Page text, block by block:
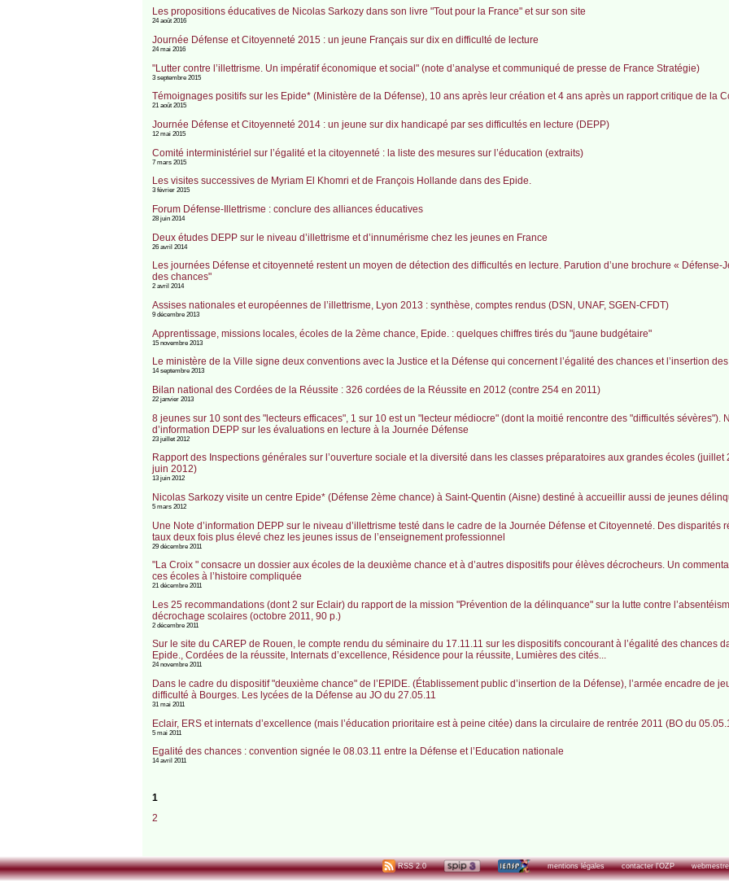
Les propositions éducatives de Nicolas Sarkozy dans son livre "Tout pour la France" et sur son site
24 août 2016
Journée Défense et Citoyenneté 2015 : un jeune Français sur dix en difficulté de lecture
24 mai 2016
"Lutter contre l’illettrisme. Un impératif économique et social" (note d’analyse et communiqué de presse de France Stratégie)
3 septembre 2015
Témoignages positifs sur les Epide* (Ministère de la Défense), 10 ans après leur création et 4 ans après un rapport critique de la
21 août 2015
Journée Défense et Citoyenneté 2014 : un jeune sur dix handicapé par ses difficultés en lecture (DEPP)
12 mai 2015
Comité interministériel sur l’égalité et la citoyenneté : la liste des mesures sur l’éducation (extraits)
7 mars 2015
Les visites successives de Myriam El Khomri et de François Hollande dans des Epide.
3 février 2015
Forum Défense-Illettrisme : conclure des alliances éducatives
28 juin 2014
Deux études DEPP sur le niveau d’illettrisme et d’innumérisme chez les jeunes en France
26 avril 2014
Les journées Défense et citoyenneté restent un moyen de détection des difficultés en lecture. Parution d’une brochure « Défense-
des chances"
2 avril 2014
Assises nationales et européennes de l’illettrisme, Lyon 2013 : synthèse, comptes rendus (DSN, UNAF, SGEN-CFDT)
9 décembre 2013
Apprentissage, missions locales, écoles de la 2ème chance, Epide. : quelques chiffres tirés du "jaune budgétaire"
15 novembre 2013
Le ministère de la Ville signe deux conventions avec la Justice et la Défense qui concernent l’égalité des chances et l’insertion
14 septembre 2013
Bilan national des Cordées de la Réussite : 326 cordées de la Réussite en 2012 (contre 254 en 2011)
22 janvier 2013
8 jeunes sur 10 sont des "lecteurs efficaces", 1 sur 10 est un "lecteur médiocre" (dont la moitié rencontre des "difficultés sévères").
d’information DEPP sur les évaluations en lecture à la Journée Défense
23 juillet 2012
Rapport des Inspections générales sur l’ouverture sociale et la diversité dans les classes préparatoires aux grandes écoles (juillet
juin 2012)
13 juin 2012
Nicolas Sarkozy visite un centre Epide* (Défense 2ème chance) à Saint-Quentin (Aisne) destiné à accueillir aussi de jeunes
5 mars 2012
Une Note d’information DEPP sur le niveau d’illettrisme testé dans le cadre de la Journée Défense et Citoyenneté. Des disparités
taux deux fois plus élevé chez les jeunes issus de l’enseignement professionnel
29 décembre 2011
"La Croix " consacre un dossier aux écoles de la deuxième chance et à d’autres dispositifs pour élèves décrocheurs. Un
ces écoles à l’histoire compliquée
21 décembre 2011
Les 25 recommandations (dont 2 sur Eclair) du rapport de la mission "Prévention de la délinquance" sur la lutte contre
décrochage scolaires (octobre 2011, 90 p.)
2 décembre 2011
Sur le site du CAREP de Rouen, le compte rendu du séminaire du 17.11.11 sur les dispositifs concourant à l’égalité des chances
Epide., Cordées de la réussite, Internats d’excellence, Résidence pour la réussite, Lumières des cités...
24 novembre 2011
Dans le cadre du dispositif "deuxième chance" de l’EPIDE. (Établissement public d’insertion de la Défense), l’armée encadre de
difficulté à Bourges. Les lycées de la Défense au JO du 27.05.11
31 mai 2011
Eclair, ERS et internats d’excellence (mais l’éducation prioritaire est à peine citée) dans la circulaire de rentrée 2011 (BO du
5 mai 2011
Egalité des chances : convention signée le 08.03.11 entre la Défense et l’Education nationale
14 avril 2011
1
2
RSS 2.0 mentions légales contacter l'OZP webmestre